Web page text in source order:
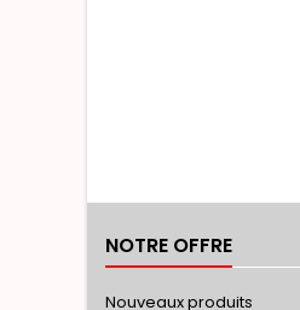
NOTRE OFFRE
Nouveaux produits